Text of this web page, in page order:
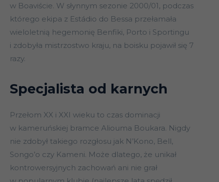
w Boaviście. W słynnym sezonie 2000/01, podczas
którego ekipa z Estádio do Bessa przełamała
wieloletnią hegemonię Benfiki, Porto i Sportingu
i zdobyła mistrzostwo kraju, na boisku pojawił się 7
razy.
Specjalista od karnych
Przełom XX i XXI wieku to czas dominacji
w kameruńskiej bramce Aliouma Boukara. Nigdy
nie zdobył takiego rozgłosu jak N’Kono, Bell,
Songo’o czy Kameni. Może dlatego, że unikał
kontrowersyjnych zachowań ani nie grał